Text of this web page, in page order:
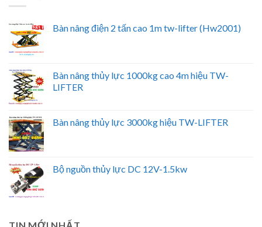
Bàn nâng điện 2 tấn cao 1m tw-lifter (Hw2001)
Bàn nâng thủy lực 1000kg cao 4m hiệu TW-
LIFTER
Bàn nâng thủy lực 3000kg hiệu TW-LIFTER
Bộ nguồn thủy lực DC 12V-1.5kw